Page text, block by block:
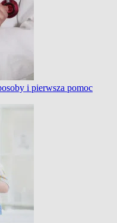
i pierwsza pomoc